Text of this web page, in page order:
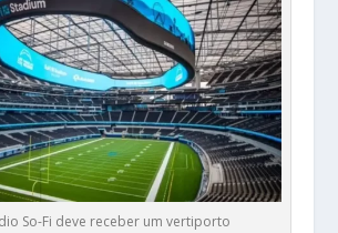
So-Fi deve receber um vertiporto